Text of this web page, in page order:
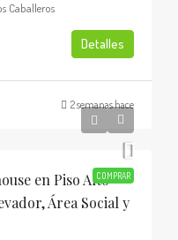
Caballeros
Detalles
2 semanas hace
COMPRAR
en Piso Alto
Área Social y